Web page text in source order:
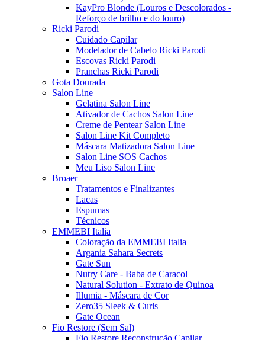
KayPro Blonde (Louros e Descolorados -
Reforço de brilho e do louro)
Ricki Parodi
Cuidado Capilar
Modelador de Cabelo Ricki Parodi
Escovas Ricki Parodi
Pranchas Ricki Parodi
Gota Dourada
Salon Line
Gelatina Salon Line
Ativador de Cachos Salon Line
Creme de Pentear Salon Line
Salon Line Kit Completo
Máscara Matizadora Salon Line
Salon Line SOS Cachos
Meu Liso Salon Line
Broaer
Tratamentos e Finalizantes
Lacas
Espumas
Técnicos
EMMEBI Italia
Coloração da EMMEBI Italia
Argania Sahara Secrets
Gate Sun
Nutry Care - Baba de Caracol
Natural Solution - Extrato de Quinoa
Illumia - Máscara de Cor
Zero35 Sleek & Curls
Gate Ocean
Fio Restore (Sem Sal)
Fio Restore Reconstrução Capilar